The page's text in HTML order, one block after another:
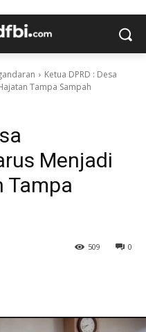
Ketua DPRD : Desa
Tampa Sampah
Menjadi
Tampa
0
509